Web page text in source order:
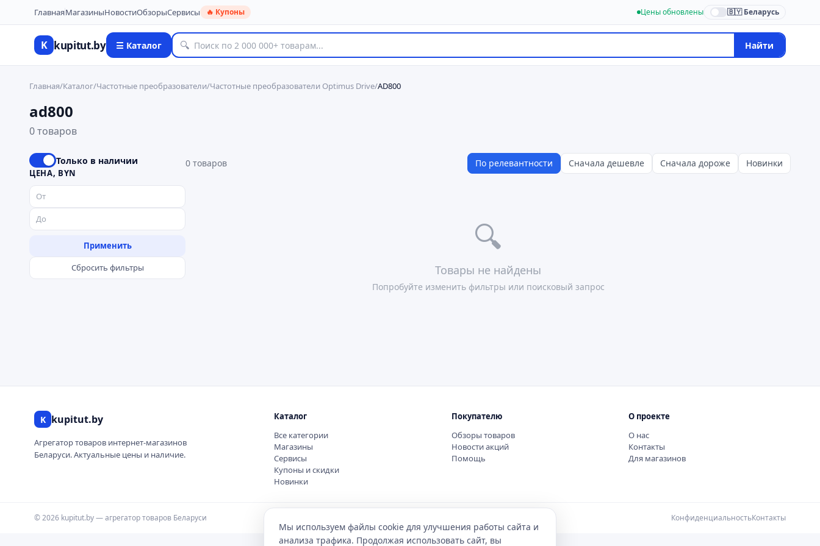
ГлавнаяМагазиныНовостиОбзорыСервисы 🔥 Купоны Цены обновлены 🇧🇾 Беларусь
K kupitut.by ☰ Каталог 🔍 Найти
Главная/Каталог/Частотные преобразователи/Частотные преобразователи Optimus Drive/AD800
ad800
0 товаров
Только в наличии
ЦЕНА, BYN
Применить
Сбросить фильтры
0 товаров По релевантности Сначала дешевле Сначала дороже Новинки
🔍
Товары не найдены
Попробуйте изменить фильтры или поисковый запрос
K kupitut.by
Агрегатор товаров интернет-магазинов
Беларуси. Актуальные цены и наличие.
Каталог
Все категории
Магазины
Сервисы
Купоны и скидки
Новинки
Покупателю
Обзоры товаров
Новости акций
Помощь
О проекте
О нас
Контакты
Для магазинов
© 2026 kupitut.by — агрегатор товаров Беларуси КонфиденциальностьКонтакты
Мы используем файлы cookie для улучшения работы сайта и
анализа трафика. Продолжая использовать сайт, вы